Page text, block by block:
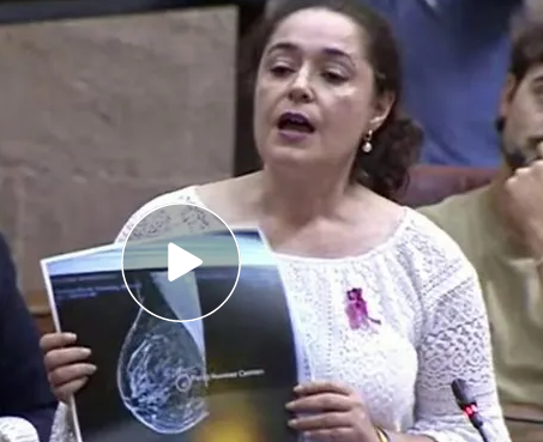
que las pruebas de mamografías
de 'la teta de Anabel'
sanitarios se han quejado
situación de riesgo".
el parlamento: antes y después
en Andalucía. La formación Por